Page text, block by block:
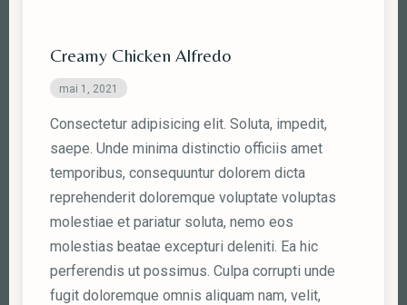
Creamy Chicken Alfredo
mai 1, 2021
Consectetur adipisicing elit. Soluta, impedit,
saepe. Unde minima distinctio officiis amet
temporibus, consequuntur dolorem dicta
reprehenderit doloremque voluptate voluptas
molestiae et pariatur soluta, nemo eos
molestias beatae excepturi deleniti. Ea hic
perferendis ut possimus. Culpa corrupti unde
fugit doloremque omnis aliquam nam, velit,